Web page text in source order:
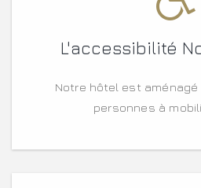
L'accessibilité
Notre hôtel est
personnes à